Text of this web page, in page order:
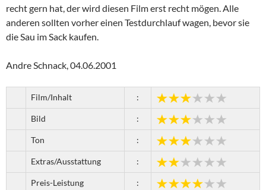
recht gern hat, der wird diesen Film erst recht mögen. Alle
anderen sollten vorher einen Testdurchlauf wagen, bevor sie
die Sau im Sack kaufen.
Andre Schnack, 04.06.2001
Film/Inhalt :
Bild :
Ton :
Extras/Ausstattung :
Preis-Leistung :